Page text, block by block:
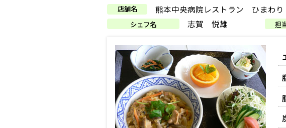
店舗名 熊本中央病院レストラン ひまわり
シェフ名 志賀 悦雄 担